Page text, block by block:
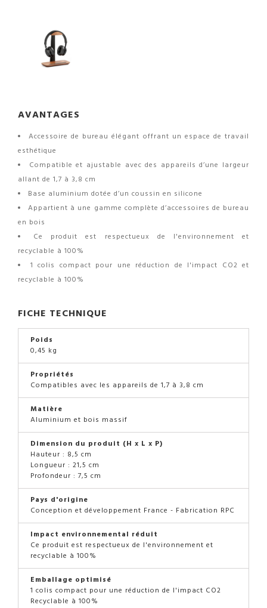
AVANTAGES
Accessoire de bureau élégant offrant un espace de travail
esthétique
Compatible et ajustable avec des appareils d’une largeur
allant de 1,7 à 3,8 cm
Base aluminium dotée d’un coussin en silicone
Appartient à une gamme complète d’accessoires de bureau
en bois
Ce produit est respectueux de l'environnement et
recyclable à 100%
1 colis compact pour une réduction de l'impact CO2 et
recyclable à 100%
FICHE TECHNIQUE
Poids
0,45 kg
Propriétés
Compatibles avec les appareils de 1,7 à 3,8 cm
Matière
Aluminium et bois massif
Dimension du produit (H x L x P)
Hauteur : 8,5 cm
Longueur : 21,5 cm
Profondeur : 7,5 cm
Pays d'origine
Conception et développement France - Fabrication RPC
Impact environnemental réduit
Ce produit est respectueux de l'environnement et
recyclable à 100%
Emballage optimisé
1 colis compact pour une réduction de l'impact CO2
Recyclable à 100%